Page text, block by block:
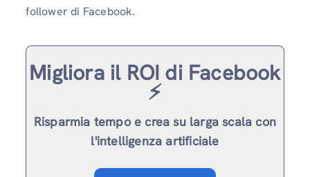
follower di Facebook.
Migliora il ROI di Facebook
⚡️
Risparmia tempo e crea su larga scala con
l'intelligenza artificiale